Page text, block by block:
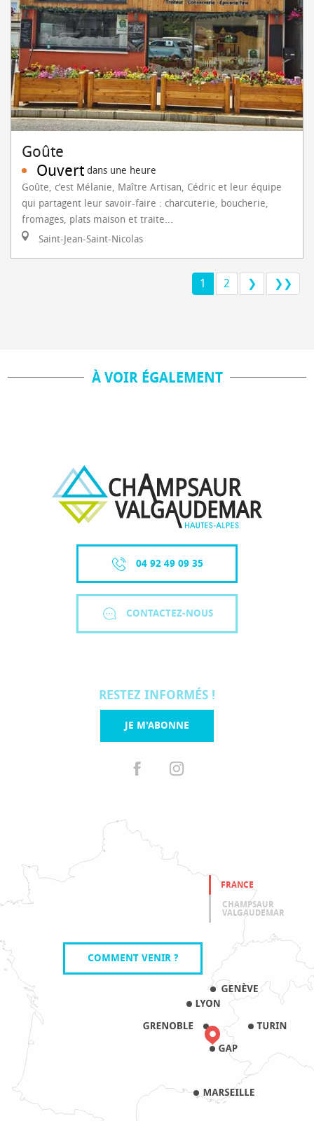
Goûte
Ouvert dans une heure
Goûte, c’est Mélanie, Maître Artisan, Cédric et leur équipe
qui partagent leur savoir-faire : charcuterie, boucherie,
fromages, plats maison et traite...
Saint-Jean-Saint-Nicolas
1 2 ❯ ❯❯
À VOIR ÉGALEMENT
04 92 49 09 35
CONTACTEZ-NOUS
RESTEZ INFORMÉS !
JE M'ABONNE
FRANCE
CHAMPSAUR
VALGAUDEMAR
COMMENT VENIR ?